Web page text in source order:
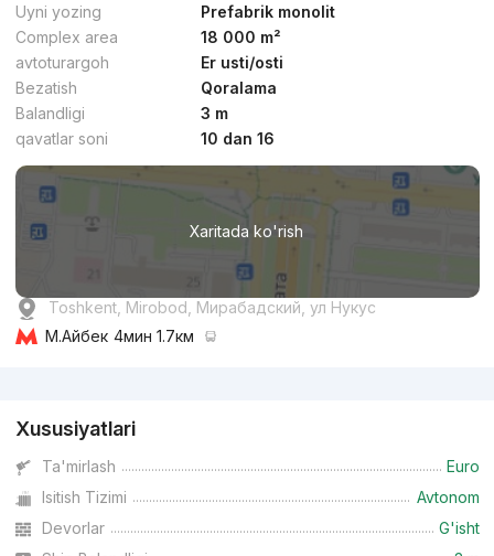
Uyni yozing
Prefabrik monolit
Complex area
18 000 m²
avtoturargoh
Er usti/osti
Bezatish
Qoralama
Balandligi
3 m
qavatlar soni
10 dan 16
Xaritada ko'rish
Toshkent, Mirobod, Мирабадский, ул Нукус
М.Айбек 4мин 1.7км
Xususiyatlari
Ta'mirlash
Euro
Isitish Tizimi
Avtonom
Devorlar
G'isht